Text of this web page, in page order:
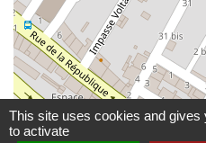
This site uses cookies and
to activate